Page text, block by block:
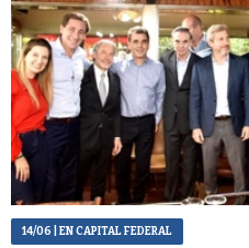
14/06 | EN CAPITAL FEDERAL